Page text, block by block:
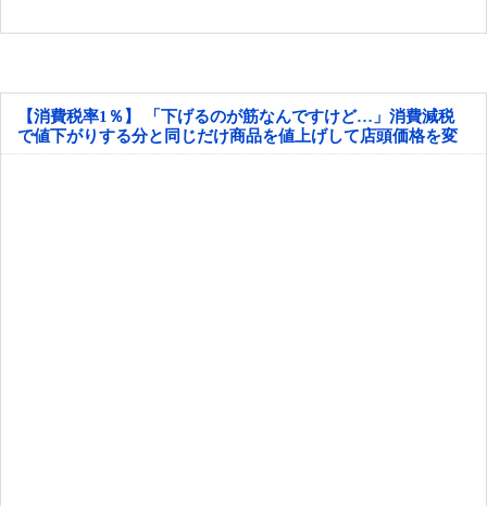
【消費税率1％】 「下げるのが筋なんですけど…」消費減税
で値下がりする分と同じだけ商品を値上げして店頭価格を変
えない店も